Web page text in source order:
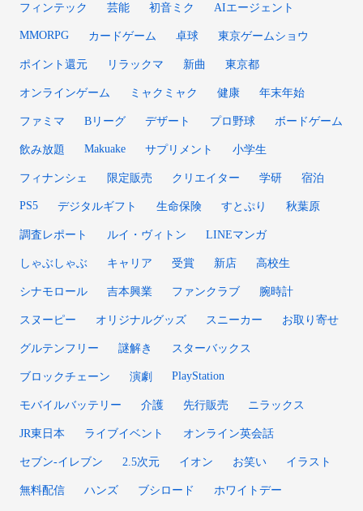
フィンテック 芸能 初音ミク AIエージェント
MMORPG カードゲーム 卓球 東京ゲームショウ
ポイント還元 リラックマ 新曲 東京都
オンラインゲーム ミャクミャク 健康 年末年始
ファミマ Bリーグ デザート プロ野球 ボードゲーム
飲み放題 Makuake サプリメント 小学生
フィナンシェ 限定販売 クリエイター 学研 宿泊
PS5 デジタルギフト 生命保険 すとぷり 秋葉原
調査レポート ルイ・ヴィトン LINEマンガ
しゃぶしゃぶ キャリア 受賞 新店 高校生
シナモロール 吉本興業 ファンクラブ 腕時計
スヌーピー オリジナルグッズ スニーカー お取り寄せ
グルテンフリー 謎解き スターバックス
ブロックチェーン 演劇 PlayStation
モバイルバッテリー 介護 先行販売 ニラックス
JR東日本 ライブイベント オンライン英会話
セブン-イレブン 2.5次元 イオン お笑い イラスト
無料配信 ハンズ ブシロード ホワイトデー